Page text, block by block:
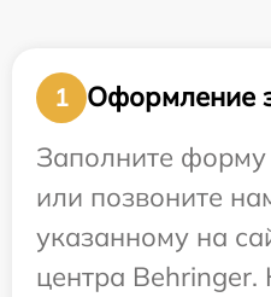
1
Оформление
Заполните форму
или позвоните
указанному на
центра